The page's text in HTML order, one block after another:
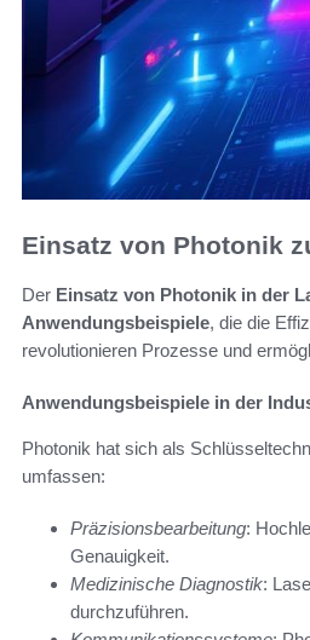
Einsatz von Photonik
Der Einsatz von Photonik in der
Anwendungsbeispiele, die die
revolutionieren Prozesse und
Anwendungsbeispiele in der
Photonik hat sich als
umfassen:
Präzisionsbearbeitung:
Genauigkeit.
Medizinische Diagnostik:
durchzuführen.